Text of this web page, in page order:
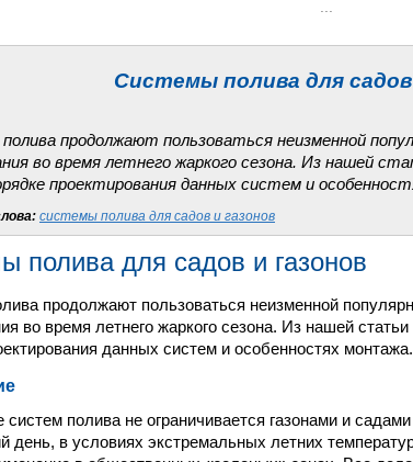
Системы полива для садов
продолжают пользоваться неизменной
во время летнего жаркого сезона. Из нашей
проектирования данных систем и
системы полива для садов и газонов
полива для садов и газонов
продолжают пользоваться неизменной
во время летнего жаркого сезона. Из нашей
данных систем и особенностях монтажа.
систем полива не ограничивается газонами и
день, в условиях экстремальных летних